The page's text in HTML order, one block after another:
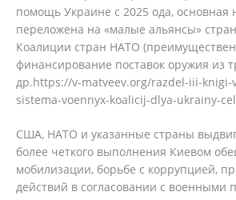
помощь Украине с 2025 ода, основная
переложена на «малые альянсы»
Коалиции стран НАТО
финансирование поставок оружия из
др.https://v-matveev.org/razdel-iii-knigi-
sistema-voennyx-koalicij-dlya-ukrainy-
США, НАТО и указанные страны
более четкого выполнения Киевом
мобилизации, борьбе с коррупцией,
действий в согласовании с военными